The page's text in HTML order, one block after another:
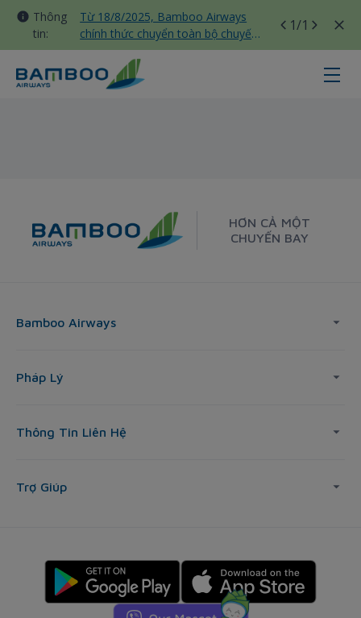
Thông
tin:
Từ 18/8/2025, Bamboo Airways
chính thức chuyển toàn bộ chuyến
bay nội địa sang nhà ga T3 Tân
Sơn Nhất
1/1
HƠN CẢ MỘT
CHUYẾN BAY
Bamboo Airways
Pháp Lý
Thông Tin Liên Hệ
Trợ Giúp